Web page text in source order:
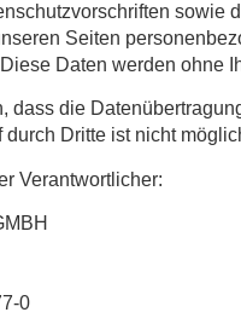
sowie
Seiten
Daten werden ohne
dass die
durch Dritte ist nicht
Verantwortlicher:
0